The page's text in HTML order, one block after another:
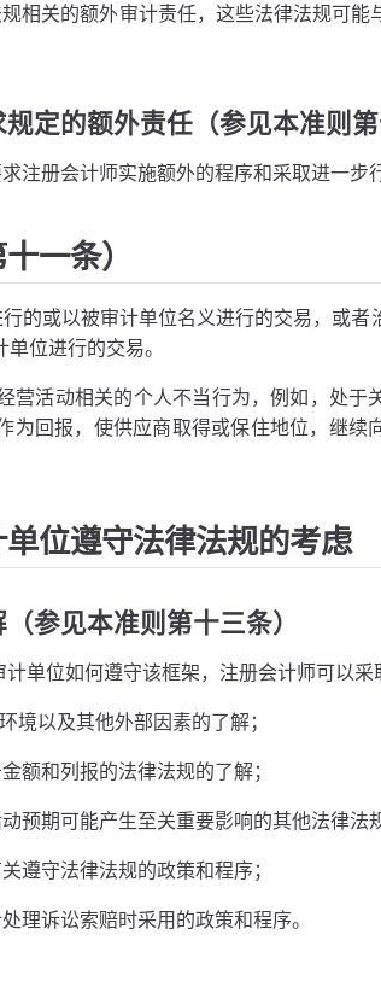
相关的额外审计责任，这些法律法规可能
定的额外责任（参见本准则第
注册会计师实施额外的程序和采取进一步
一条）
的或以被审计单位名义进行的交易，或者
位进行的交易。
营活动相关的个人不当行为，例如，处于
为回报，使供应商取得或保住地位，继续
位遵守法律法规的考虑
参见本准则第十三条）
单位如何遵守该框架，注册会计师可以采
境以及其他外部因素的了解；
额和列报的法律法规的了解；
预期可能产生至关重要影响的其他法律法规
遵守法律法规的政策和程序；
理诉讼索赔时采用的政策和程序。